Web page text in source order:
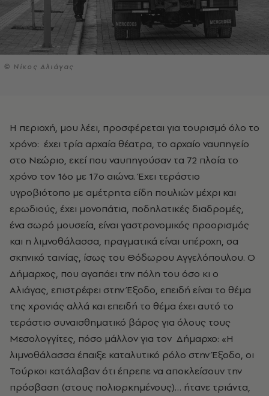
© Νίκος Αλιάγας
Η περιοχή, μου λέει, προσφέρεται για τουρισμό όλο το
χρόνο: έχει τρία αρχαία θέατρα, το αρχαίο ναυπηγείο
στο Νεώριο, εκεί που ναυπηγούσαν τα 72 πλοία το
χρόνο τον 16ο με 17ο αιώνα. Έχει τεράστιο
υγροβιότοπο με αμέτρητα είδη πουλιών μέχρι και
ερωδιούς, έχει μονοπάτια, ποδηλατικές διαδρομές,
ένα σωρό μουσεία, είναι γαστρονομικός προορισμός
και η λιμνοθάλασσα, πραγματικά είναι υπέροχη, σα
σκηνικό ταινίας, ίσως του Θόδωρου Αγγελόπουλου. Ο
Δήμαρχος, που αγαπάει την πόλη του όσο κι ο
Αλιάγας, επιστρέφει στην Έξοδο, επειδή είναι το θέμα
της χρονιάς αλλά και επειδή το θέμα έχει αυτό το
τεράστιο συναισθηματικό βάρος για όλους τους
Μεσολογγίτες, πόσο μάλλον για τον Δήμαρχο: «Η
λιμνοθάλασσα έπαιξε καταλυτικό ρόλο στην Έξοδο, οι
Τούρκοι κατάλαβαν ότι έπρεπε να αποκλείσουν την
πρόσβαση (στους πολιορκημένους)… ήτανε τριάντα,